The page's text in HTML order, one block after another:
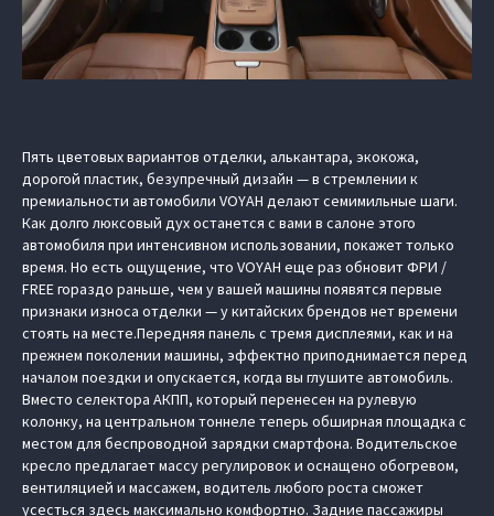
Пять цветовых вариантов отделки, алькантара, экокожа,
дорогой пластик, безупречный дизайн — в стремлении к
премиальности автомобили VOYAH делают семимильные шаги.
Как долго люксовый дух останется с вами в салоне этого
автомобиля при интенсивном использовании, покажет только
время. Но есть ощущение, что VOYAH еще раз обновит ФРИ /
FREE гораздо раньше, чем у вашей машины появятся первые
признаки износа отделки — у китайских брендов нет времени
стоять на месте.Передняя панель с тремя дисплеями, как и на
прежнем поколении машины, эффектно приподнимается перед
началом поездки и опускается, когда вы глушите автомобиль.
Вместо селектора АКПП, который перенесен на рулевую
колонку, на центральном тоннеле теперь обширная площадка с
местом для беспроводной зарядки смартфона. Водительское
кресло предлагает массу регулировок и оснащено обогревом,
вентиляцией и массажем, водитель любого роста сможет
усесться здесь максимально комфортно. Задние пассажиры